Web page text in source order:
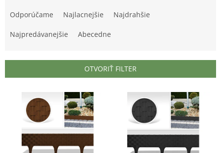
p
Odporúčame Najlacnejšie Najdrahšie
Najpredávanejšie Abecedne
OTVORIŤ FILTER